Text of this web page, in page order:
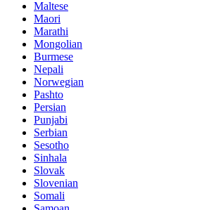
Maltese
Maori
Marathi
Mongolian
Burmese
Nepali
Norwegian
Pashto
Persian
Punjabi
Serbian
Sesotho
Sinhala
Slovak
Slovenian
Somali